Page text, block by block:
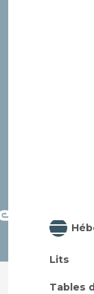
Lits
Tables